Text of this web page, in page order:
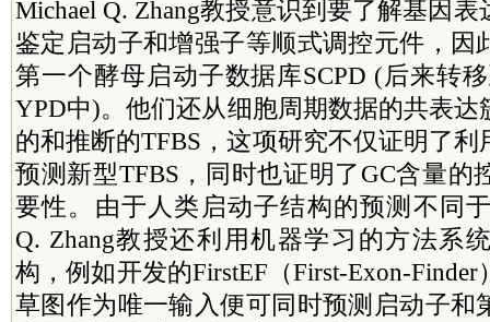
Michael Q. Zhang教授意识到要了解基因
鉴定启动子和增强子等顺式调控元件，因
第一个酵母启动子数据库SCPD (后来转
YPD中)。他们还从细胞周期数据的共表达
的和推断的TFBS，这项研究不仅证明了
预测新型TFBS，同时也证明了GC含量的
要性。由于人类启动子结构的预测不同
Q. Zhang教授还利用机器学习的方法系
构，例如开发的FirstEF（First-Exon-
草图作为唯一输入便可同时预测启动子和